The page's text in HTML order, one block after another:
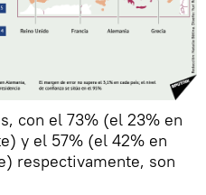
con el 73% (el 23% en
y el 57% (el 42% en
respectivamente, son